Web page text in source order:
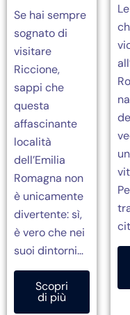
Se hai sempre
sognato di
visitare
Riccione,
sappi che
questa
affascinante
località
dell’Emilia
Romagna non
è unicamente
divertente: sì,
è vero che nei
suoi dintorni…
Scopri
di più